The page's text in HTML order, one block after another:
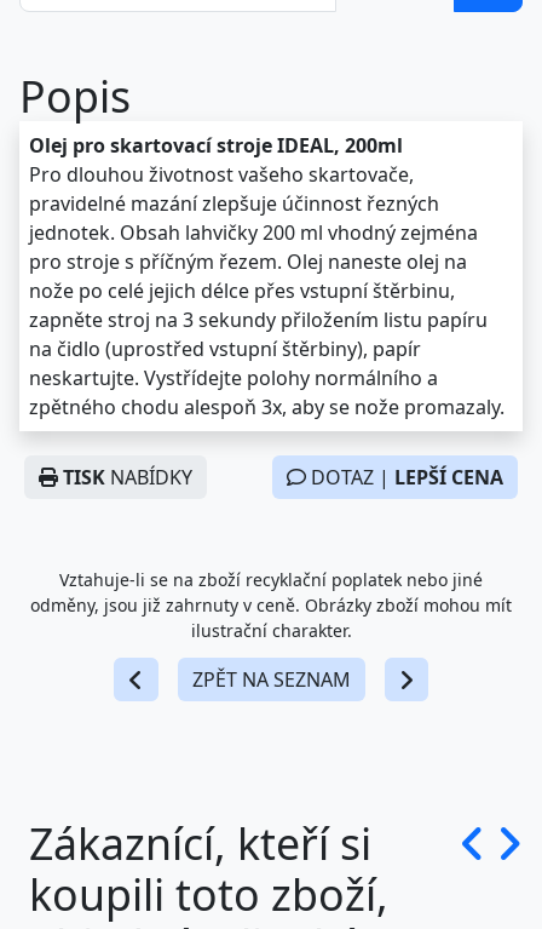
Popis
Olej pro skartovací stroje IDEAL, 200ml
Pro dlouhou životnost vašeho skartovače,
pravidelné mazání zlepšuje účinnost řezných
jednotek. Obsah lahvičky 200 ml vhodný zejména
pro stroje s příčným řezem. Olej naneste olej na
nože po celé jejich délce přes vstupní štěrbinu,
zapněte stroj na 3 sekundy přiložením listu papíru
na čidlo (uprostřed vstupní štěrbiny), papír
neskartujte. Vystřídejte polohy normálního a
zpětného chodu alespoň 3x, aby se nože promazaly.
TISK NABÍDKY DOTAZ | LEPŠÍ CENA
Vztahuje-li se na zboží recyklační poplatek nebo jiné
odměny, jsou již zahrnuty v ceně. Obrázky zboží mohou mít
ilustrační charakter.
ZPĚT NA SEZNAM
Zákaznící, kteří si
koupili toto zboží,